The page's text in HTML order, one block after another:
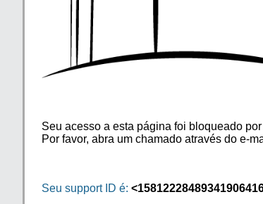
Seu acesso a esta página foi bloqueado
Por favor, abra um chamado através do e-
Seu support ID é: